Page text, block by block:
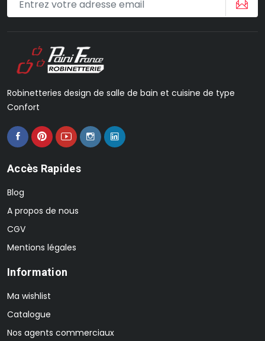
Robinetteries design de salle de bain et cuisine de type
Confort
Accès Rapides
Blog
A propos de nous
CGV
Mentions légales
Information
Ma wishlist
Catalogue
Nos agents commerciaux